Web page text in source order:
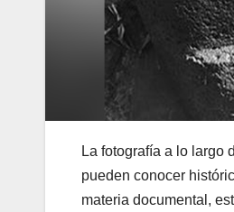
La fotografía a lo largo
pueden conocer
materia documental,